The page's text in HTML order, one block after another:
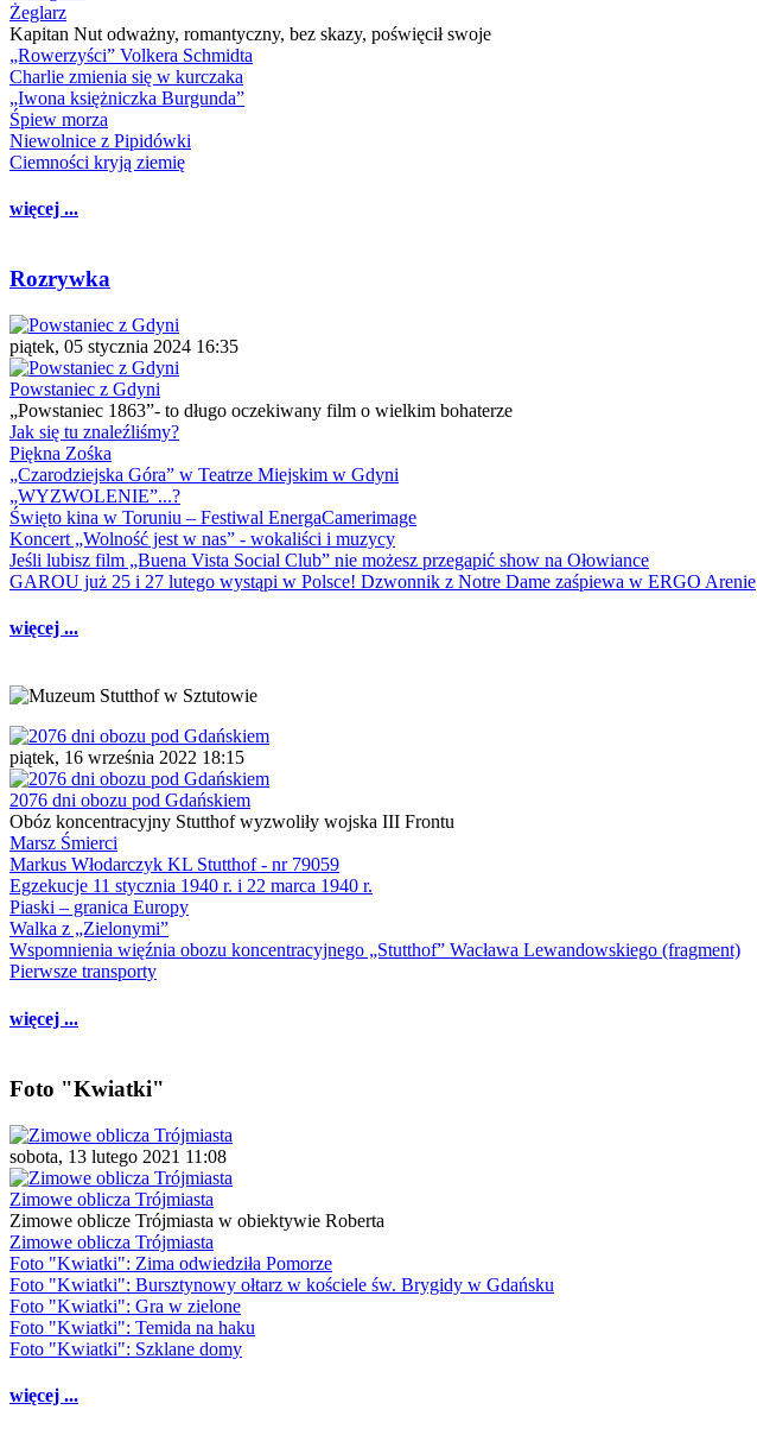
Żeglarz
Kapitan Nut odważny, romantyczny, bez skazy, poświęcił swoje
„Rowerzyści” Volkera Schmidta
Charlie zmienia się w kurczaka
„Iwona księżniczka Burgunda”
Śpiew morza
Niewolnice z Pipidówki
Ciemności kryją ziemię
więcej ...
Rozrywka
piątek, 05 stycznia 2024 16:35
Powstaniec z Gdyni
„Powstaniec 1863”- to długo oczekiwany film o wielkim bohaterze
Jak się tu znaleźliśmy?
Piękna Zośka
„Czarodziejska Góra” w Teatrze Miejskim w Gdyni
„WYZWOLENIE”...?
Święto kina w Toruniu – Festiwal EnergaCamerimage
Koncert „Wolność jest w nas” - wokaliści i muzycy
Jeśli lubisz film „Buena Vista Social Club” nie możesz przegapić show na Ołowiance
GAROU już 25 i 27 lutego wystąpi w Polsce! Dzwonnik z Notre Dame zaśpiewa w ERGO Arenie
więcej ...
piątek, 16 września 2022 18:15
2076 dni obozu pod Gdańskiem
Obóz koncentracyjny Stutthof wyzwoliły wojska III Frontu
Marsz Śmierci
Markus Włodarczyk KL Stutthof - nr 79059
Egzekucje 11 stycznia 1940 r. i 22 marca 1940 r.
Piaski – granica Europy
Walka z „Zielonymi”
Wspomnienia więźnia obozu koncentracyjnego „Stutthof” Wacława Lewandowskiego (fragment)
Pierwsze transporty
więcej ...
Foto "Kwiatki"
sobota, 13 lutego 2021 11:08
Zimowe oblicza Trójmiasta
Zimowe oblicze Trójmiasta w obiektywie Roberta
Zimowe oblicza Trójmiasta
Foto "Kwiatki": Zima odwiedziła Pomorze
Foto "Kwiatki": Bursztynowy ołtarz w kościele św. Brygidy w Gdańsku
Foto "Kwiatki": Gra w zielone
Foto "Kwiatki": Temida na haku
Foto "Kwiatki": Szklane domy
więcej ...